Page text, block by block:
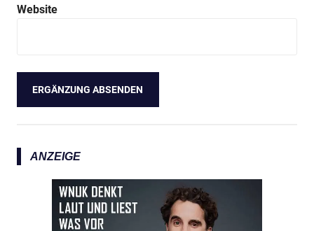
Website
ANZEIGE